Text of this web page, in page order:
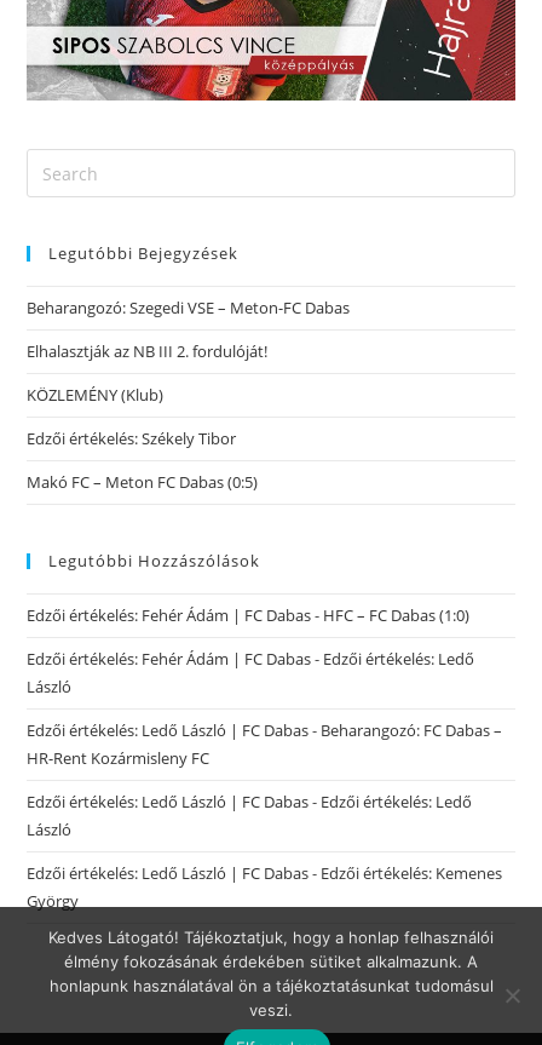
Legutóbbi Bejegyzések
Beharangozó: Szegedi VSE – Meton-FC Dabas
Elhalasztják az NB III 2. fordulóját!
KÖZLEMÉNY (Klub)
Edzői értékelés: Székely Tibor
Makó FC – Meton FC Dabas (0:5)
Legutóbbi Hozzászólások
Edzői értékelés: Fehér Ádám | FC Dabas- HFC – FC Dabas (1:0)
Edzői értékelés: Fehér Ádám | FC Dabas- Edzői értékelés: Ledő
László
Edzői értékelés: Ledő László | FC Dabas- Beharangozó: FC Dabas –
HR-Rent Kozármisleny FC
Edzői értékelés: Ledő László | FC Dabas- Edzői értékelés: Ledő
László
Edzői értékelés: Ledő László | FC Dabas- Edzői értékelés: Kemenes
György
Kedves Látogató! Tájékoztatjuk, hogy a honlap felhasználói
élmény fokozásának érdekében sütiket alkalmazunk. A
honlapunk használatával ön a tájékoztatásunkat tudomásul
veszi.